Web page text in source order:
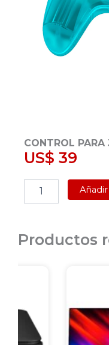
CONTROL PARA
US$ 39
PARA
NOVA
cantidad
Productos